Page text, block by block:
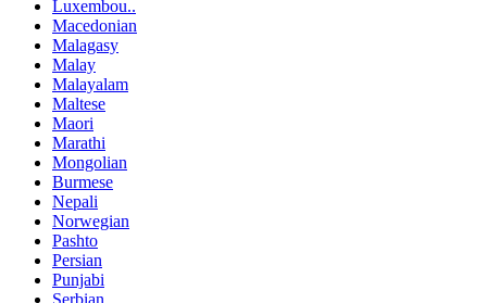
Luxembou..
Macedonian
Malagasy
Malay
Malayalam
Maltese
Maori
Marathi
Mongolian
Burmese
Nepali
Norwegian
Pashto
Persian
Punjabi
Serbian